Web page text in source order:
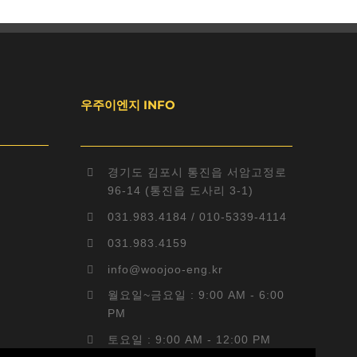
우주이엔지 INFO
경기도 김포시 통진읍 서암고정로
96-14 (통진읍 도사리 3-1)
031.983.4184 / 010-5339-4114
031.983.4159
info@woojoo-eng.kr
월요일~금요일 : 9:00 AM - 6:00
PM
토요일 : 9:00 AM - 12:00 PM